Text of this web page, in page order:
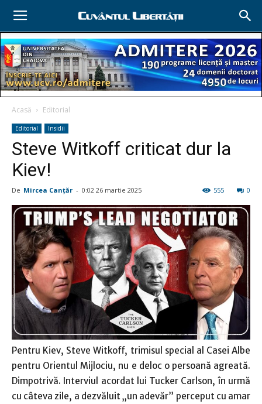
Acasă Editorial
Editorial Insidii
Steve Witkoff criticat dur la
Kiev!
De Mircea Canţăr - 0:02 26 martie 2025 0
555
Pentru Kiev, Steve Witkoff, trimisul special al Casei Albe
pentru Orientul Mijlociu, nu e deloc o persoană agreată.
Dimpotrivă. Interviul acordat lui Tucker Carlson, în urmă
cu câteva zile, a dezvăluit „un adevăr” perceput cu amar